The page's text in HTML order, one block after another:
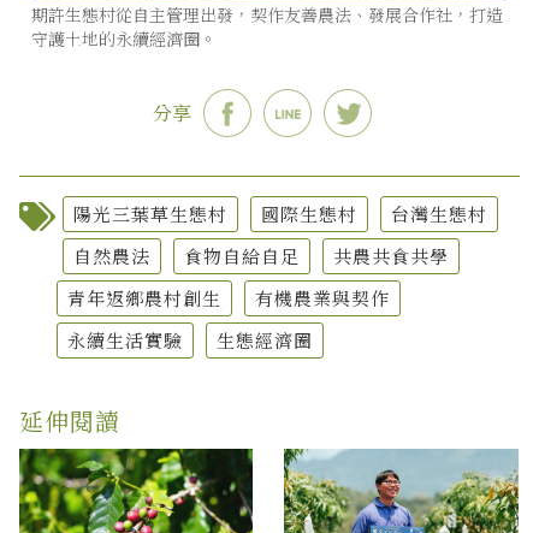
期許生態村從自主管理出發，契作友善農法、發展合作社，打造
守護土地的永續經濟圈。
分享
陽光三葉草生態村 國際生態村
台灣生態村
自然農法
食物自給自足
共農共食共學
青年返鄉農村創生
有機農業與契作
永續生活實驗
生態經濟圈
延伸閱讀